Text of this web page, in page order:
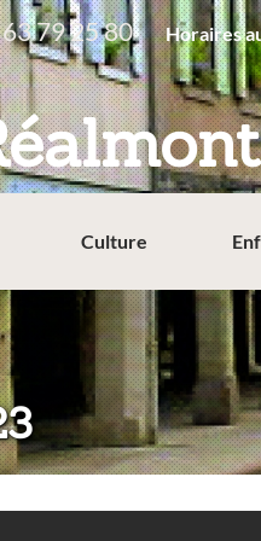
79 25 80 Horaires
Culture